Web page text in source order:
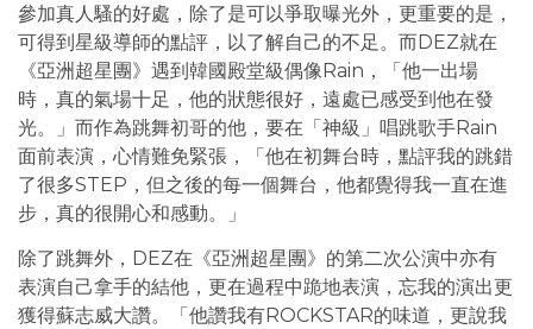
參加真人騷的好處，除了是可以爭取曝光外，更重要的是，
可得到星級導師的點評，以了解自己的不足。而DEZ就在
《亞洲超星團》遇到韓國殿堂級偶像Rain，「他一出場
時，真的氣場十足，他的狀態很好，遠處已感受到他在發
光。」而作為跳舞初哥的他，要在「神級」唱跳歌手Rain
面前表演，心情難免緊張，「他在初舞台時，點評我的跳錯
了很多STEP，但之後的每一個舞台，他都覺得我一直在進
步，真的很開心和感動。」
除了跳舞外，DEZ在《亞洲超星團》的第二次公演中亦有
表演自己拿手的結他，更在過程中跪地表演，忘我的演出更
獲得蘇志威大讚。「他讚我有ROCKSTAR的味道，更說我